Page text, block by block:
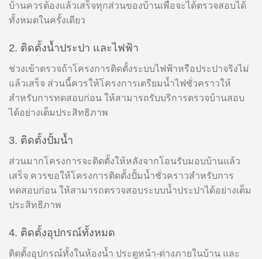
บ้านควรต้องแล้วเสร็จทุกส่วนของบ้านเพื่อจะได้ตรวจสอบได้
ทั้งหมดในครั้งเดียว
2. ติดตั้งน้ำประปา และไฟฟ้า
ช่วงเข้าตรวจถ้าโครงการติดตั้งระบบไฟฟ้าหรือประปาจริงไม่
แล้วเสร็จ ส่วนนี้ควรให้โครงการเตรียมน้ำไฟชั่วคราวให้
สำหรับการทดสอบก่อน ให้สามารถรับบริการตรวจบ้านสอบ
ได้อย่างเต็มประสิทธิภาพ
3. ติดตั้งปั้มน้ำ
ส่วนมากโครงการจะติดตั้งให้หลังจากโอนรับมอบบ้านแล้ว
เสร็จ ควรขอให้โครงการติดตั้งปั้มน้ำชั่วคราวสำหรับการ
ทดสอบก่อน ให้สามารถตรวจสอบระบบน้ำประปาได้อย่างเต็ม
ประสิทธิภาพ
4. ติดตั้งอุปกรณ์ทั้งหมด
ติดตั้งอุปกรณ์ทั้งในห้องน้ำ ประตูหน้า-ต่างภายในบ้าน และ